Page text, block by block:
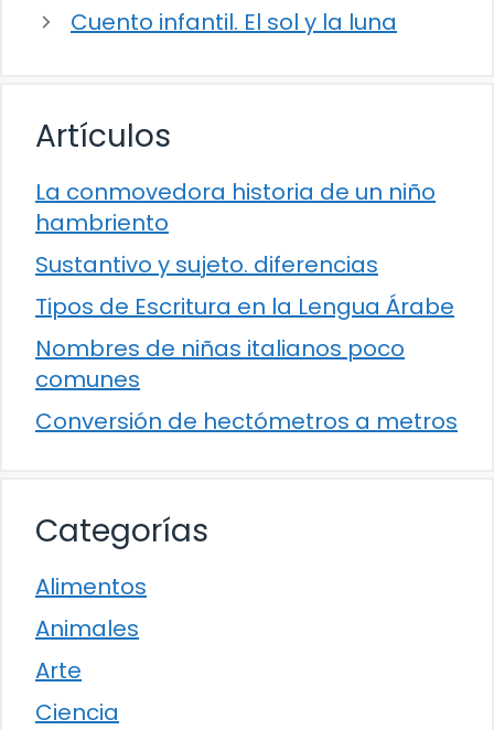
Cuento infantil. El sol y la luna
Artículos
La conmovedora historia de un niño
hambriento
Sustantivo y sujeto. diferencias
Tipos de Escritura en la Lengua Árabe
Nombres de niñas italianos poco
comunes
Conversión de hectómetros a metros
Categorías
Alimentos
Animales
Arte
Ciencia